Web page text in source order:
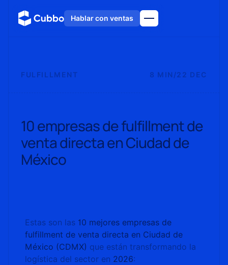
Hablar con ventas
FULFILLMENT 8 MIN /22 DEC
10 empresas de fulfillment de
venta directa en Ciudad de
México
Estas son las 10 mejores empresas de
fulfillment de venta directa en Ciudad de
México (CDMX) que están transformando la
logística del sector en 2026: